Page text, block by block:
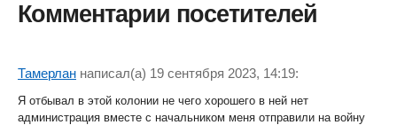
Комментарии посетителей
Тамерлан написал(a) 19 сентября 2023, 14:19:
Я отбывал в этой колонии не чего хорошего в ней нет
администрация вместе с начальником меня отправили на войну